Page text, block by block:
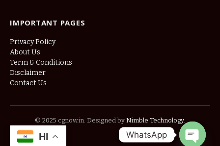
IMPORTANT PAGES
Privacy Policy
About Us
Term & Conditions
Disclaimer
Contact Us
© 2025 cgnow.in. Designed by Nimble Technology.
HI WhatsApp